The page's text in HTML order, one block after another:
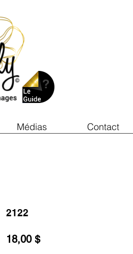
Médias Contact
2122
18,00 $Prix